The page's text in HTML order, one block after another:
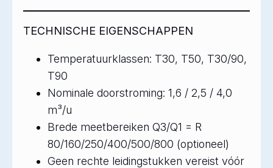
TECHNISCHE EIGENSCHAPPEN
Temperatuurklassen: T30, T50, T30/90,
T90
Nominale doorstroming: 1,6 / 2,5 / 4,0
m³/u
Brede meetbereiken Q3/Q1 = R
80/160/250/400/500/800 (optioneel)
Geen rechte leidingstukken vereist vóór